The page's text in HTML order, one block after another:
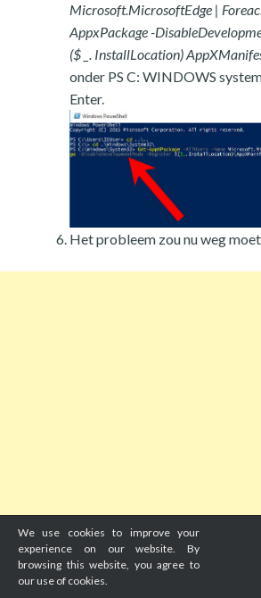
Microsoft.MicrosoftEdge |
AppxPackage -
($ _. InstallLocation)
onder PS C: WINDOWS
Enter.
Het probleem zou nu weg
We use cookies to improve your
experience on our website. By
browsing this website, you agree to
our use of cookies.